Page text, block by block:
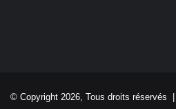
© Copyright 2026, Tous droits réservés |